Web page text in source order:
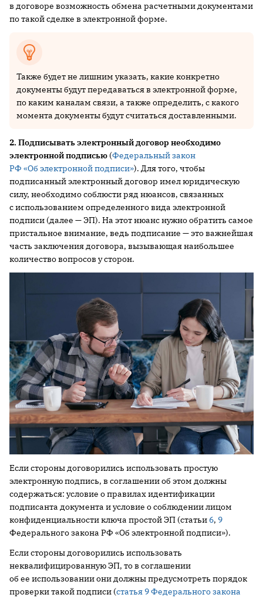
в договоре возможность обмена расчетными документами
по такой сделке в электронной форме.
Также будет не лишним указать, какие конкретно
документы будут передаваться в электронной форме,
по каким каналам связи, а также определить, с какого
момента документы будут считаться доставленными.
2. Подписывать электронный договор необходимо
электронной подписью (Федеральный закон
РФ «Об электронной подписи»). Для того, чтобы
подписанный электронный договор имел юридическую
силу, необходимо соблюсти ряд нюансов, связанных
с использованием определенного вида электронной
подписи (далее — ЭП). На этот нюанс нужно обратить самое
пристальное внимание, ведь подписание — это важнейшая
часть заключения договора, вызывающая наибольшее
количество вопросов у сторон.
Если стороны договорились использовать простую
электронную подпись, в соглашении об этом должны
содержаться: условие о правилах идентификации
подписанта документа и условие о соблюдении лицом
конфиденциальности ключа простой ЭП (статьи 6, 9
Федерального закона РФ «Об электронной подписи»).
Если стороны договорились использовать
неквалифицированную ЭП, то в соглашении
об ее использовании они должны предусмотреть порядок
проверки такой подписи (статья 9 Федерального закона